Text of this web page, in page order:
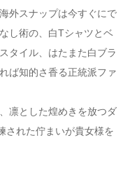
外スナップは今すぐにで
し術の、白Tシャツとベ
タイル、はたまた白ブラ
ば知的さ香る正統派ファ
凛とした煌めきを放つダ
された佇まいが貴女様を